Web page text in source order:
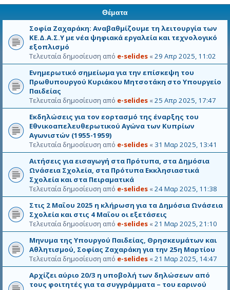
τ
η
Θέματα
Σοφία Ζαχαράκη: Αναβαθμίζουμε τη λειτουργία των
ΚΕ.Δ.Α.Σ.Υ με νέα ψηφιακά εργαλεία και τεχνολογικό
εξοπλισμό
Τελευταία δημοσίευση από e-selides «29 Απρ 2025, 11:02
Ενημερωτικό σημείωμα για την επίσκεψη του
Πρωθυπουργού Κυριάκου Μητσοτάκη στο Υπουργείο
Παιδείας
Τελευταία δημοσίευση από e-selides «25 Απρ 2025, 17:47
Εκδηλώσεις για τον εορτασμό της έναρξης του
Εθνικοαπελευθερωτικού Αγώνα των Κυπρίων
Αγωνιστών (1955-1959)
Τελευταία δημοσίευση από e-selides « 31 Μαρ 2025, 13:41
Αιτήσεις για εισαγωγή στα Πρότυπα, στα Δημόσια
Ωνάσεια Σχολεία, στα Πρότυπα Εκκλησιαστικά
Σχολεία και στα Πειραματικά
Τελευταία δημοσίευση από e-selides «24 Μαρ 2025, 11:38
Στις 2 Μαΐου 2025 η κλήρωση για τα Δημόσια Ωνάσεια
Σχολεία και στις 4 Μαΐου οι εξετάσεις
Τελευταία δημοσίευση από e-selides «21 Μαρ 2025, 21:10
Μηνυμα της Υπουργού Παιδείας, Θρησκευμάτων και
Αθλητισμού, Σοφίας Ζαχαράκη για την 25η Μαρτίου
Τελευταία δημοσίευση από e-selides «21 Μαρ 2025, 14:47
Αρχίζει αύριο 20/3 η υποβολή των δηλώσεων από
τους φοιτητές για τα συγγράμματα – του εαρινού